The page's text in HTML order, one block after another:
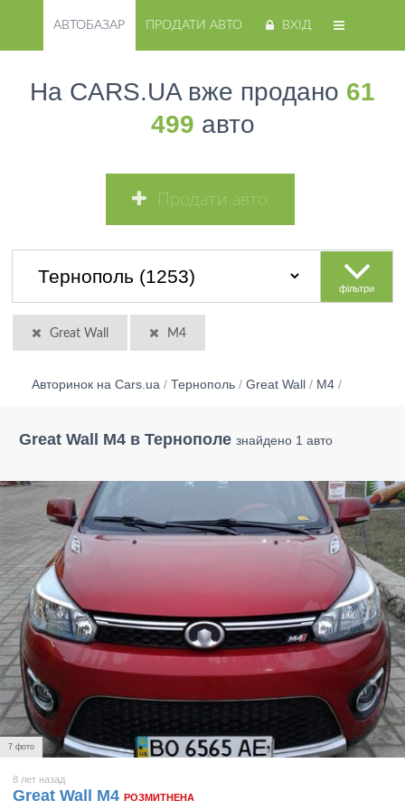
АВТОБАЗАР ПРОДАТИ АВТО ВХІД
На CARS.UA вже продано 61
499 авто
Продати авто
фільтри
Great Wall М4
Авторинок на Cars.ua / Тернополь / Great Wall / М4 /
Great Wall М4 в Тернополе знайдено 1 авто
7 фото
8 лет назад
Great Wall М4 РОЗМИТНЕНА